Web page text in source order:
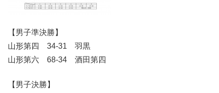
【男子準決勝】
山形第四 34-31 羽黒
山形第六 68-34 酒田第四
【男子決勝】